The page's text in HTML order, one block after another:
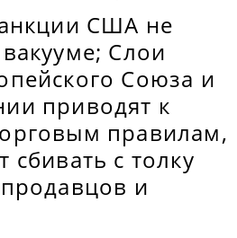
США не
Слои
Союза и
приводят к
правилам,
сбивать с толку
и